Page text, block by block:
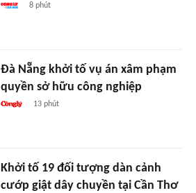
8 phút
Đà Nẵng khởi tố vụ án xâm phạm
quyền sở hữu công nghiệp
13 phút
Khởi tố 19 đối tượng dàn cảnh
cướp giật dây chuyền tại Cần Thơ